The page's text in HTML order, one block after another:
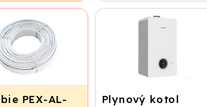
Filter je
na všetky
Rozdeľovače sú
vyrobené z kvalitnej
PEX-AL-
Plynový kotol